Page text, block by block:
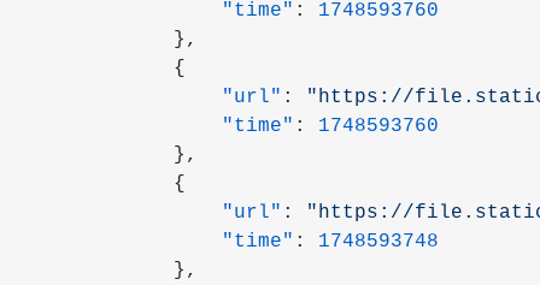
                "time"
: 1748593760
            },
            {
                "url"
:
"https://
                "time"
: 1748593760
            },
            {
                "url"
:
"https://
                "time"
: 1748593748
            },